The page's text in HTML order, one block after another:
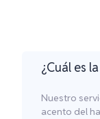
¿Cuál es
Nuestro
acento del